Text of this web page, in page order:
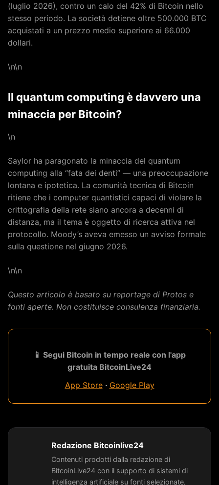
(luglio 2026), contro un calo del 42% di Bitcoin nello
stesso periodo. La società detiene oltre 500.000 BTC
acquistati a un prezzo medio superiore ai 66.000
dollari.
\n\n
Il quantum computing è davvero una
minaccia per Bitcoin?
\n
Saylor ha paragonato la minaccia del quantum
computing alla “fata dei denti” — una preoccupazione
lontana e ipotetica. La comunità tecnica di Bitcoin
ritiene che i computer quantistici capaci di violare la
crittografia della rete siano ancora a decenni di
distanza, ma il tema è oggetto di ricerca attiva nel
protocollo. Moody’s aveva emesso un avviso formale
sulla questione nel giugno 2026.
\n\n
Questo articolo è basato su reportage di Protos e
fonti aperte. Non costituisce consulenza finanziaria.
📱 Segui Bitcoin in tempo reale con l'app
gratuita BitcoinLive24
App Store· Google Play
Redazione Bitcoinlive24
Contenuti prodotti dalla redazione di
BitcoinLive24 con il supporto di sistemi di
intelligenza artificiale su fonti selezionate,